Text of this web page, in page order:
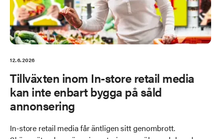
12.6.2026
Tillväxten inom In-store retail media
kan inte enbart bygga på såld
annonsering
In-store retail media får äntligen sitt genombrott.